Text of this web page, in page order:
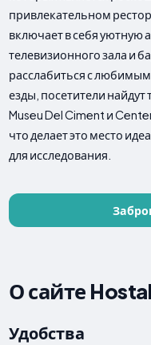
привлекательном
включает в себя уютную
телевизионного зала и
расслабиться с
езды, посетители
Museu Del Ciment и
что делает это место
для исследования.
О сайте
Удобства